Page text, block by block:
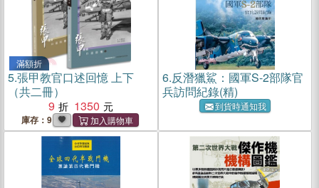
滿額折
5.張甲教官口述回憶 上下
（共二冊）
9
1350
庫存：9
6.反潛獵鯊：國軍S-2部隊官
兵訪問紀錄(精)
到貨時通知我